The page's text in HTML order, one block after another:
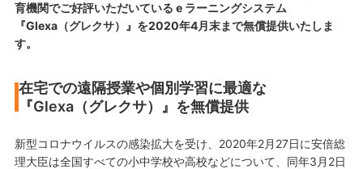
育機関でご好評いただいている e ラーニングシステム
『Glexa（グレクサ）』を2020年4月末まで無償提供いたしま
す。
在宅での遠隔授業や個別学習に最適な
『Glexa（グレクサ）』を無償提供
新型コロナウイルスの感染拡大を受け、2020年2月27日に安倍総
理大臣は全国すべての小中学校や高校などについて、同年3月2日